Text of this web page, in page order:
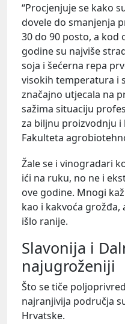
“Procjenjuje se kako
dovele do smanjenja
30 do 90 posto, a kod
godine su najviše
soja i šećerna repa
visokih temperatura i
značajno utjecala na
sažima situaciju
za biljnu proizvodnju
Fakulteta
Žale se i vinogradari
ići na ruku, no ne i
ove godine. Mnogi
kao i kakvoća grožđa,
išlo ranije.
Slavonija i
najugroženiji
Što se tiče
najranjivija područja
Hrvatske.